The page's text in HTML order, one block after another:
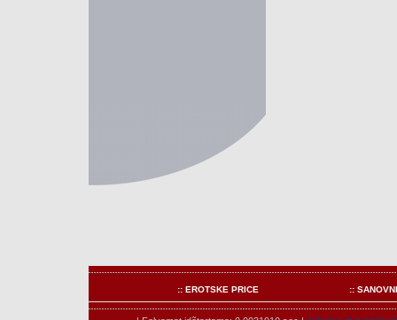
:: EROTSKE PRICE ::